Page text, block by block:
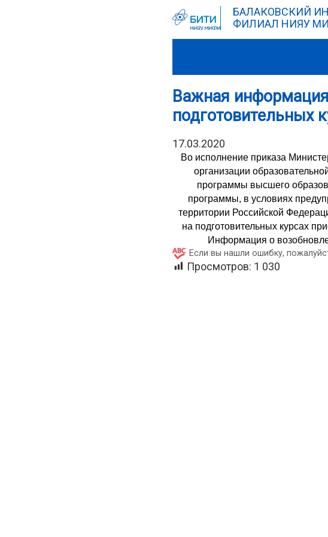
БАЛАКОВСКИЙ
ФИЛИАЛ НИЯУ
Важная
подготовительных
17.03.2020
Во исполнение приказа
организации
программы высшего
программы, в условиях
территории Российской
на подготовительных курсах
Информация о
Если вы нашли ошибку,
Просмотров: 1 030